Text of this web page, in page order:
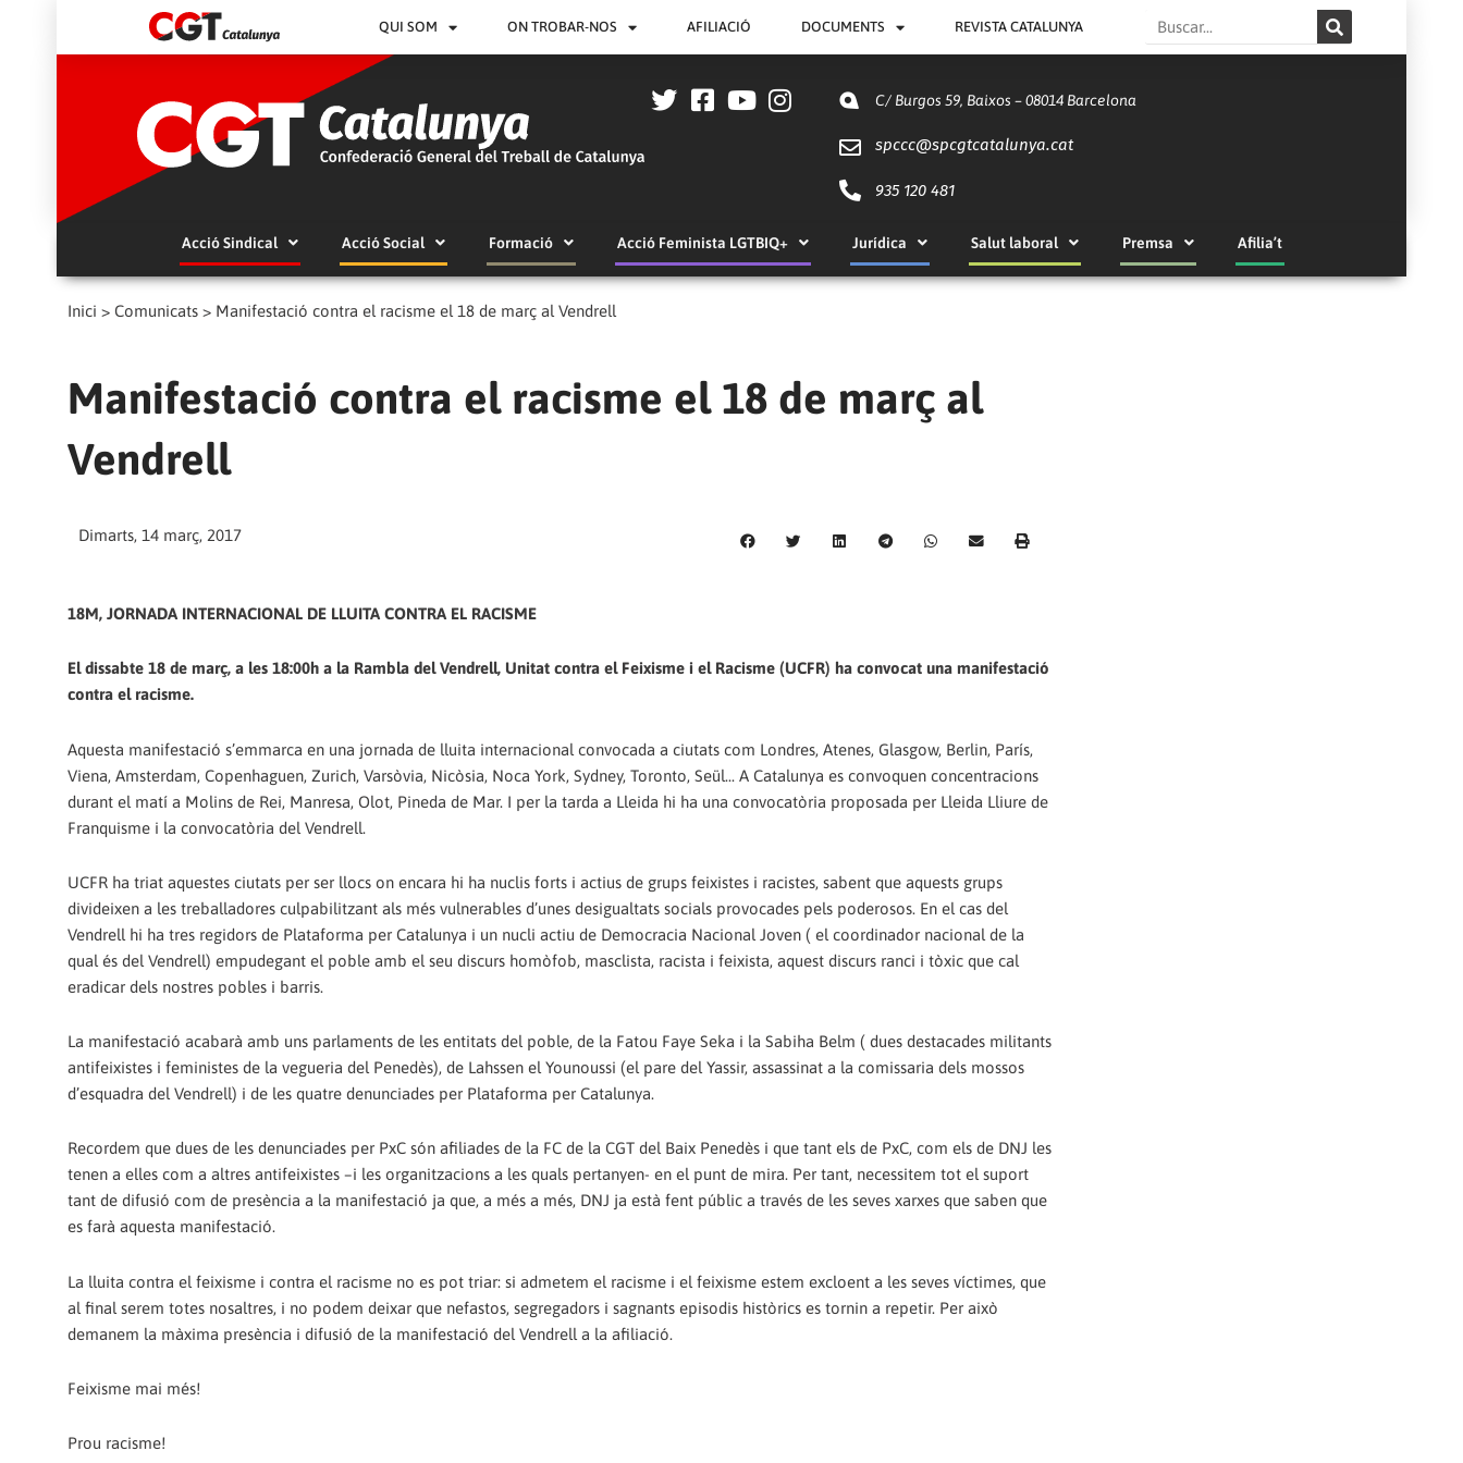
QUI SOM ON TROBAR-NOS AFILIACIÓ DOCUMENTS REVISTA CATALUNYA Search
C/ Burgos 59, Baixos – 08014 Barcelona
spccc@spcgtcatalunya.cat
935 120 481
Acció Sindical Acció Social Formació Acció Feminista LGTBIQ+ Jurídica Salut laboral Premsa Afilia’t
Inici > Comunicats > Manifestació contra el racisme el 18 de març al Vendrell
Manifestació contra el racisme el 18 de març al
Vendrell
Dimarts, 14 març, 2017
18M, JORNADA INTERNACIONAL DE LLUITA CONTRA EL RACISME
El dissabte 18 de març, a les 18:00h a la Rambla del Vendrell, Unitat contra el Feixisme i el Racisme (UCFR) ha convocat una manifestació
contra el racisme.
Aquesta manifestació s’emmarca en una jornada de lluita internacional convocada a ciutats com Londres, Atenes, Glasgow, Berlin, París,
Viena, Amsterdam, Copenhaguen, Zurich, Varsòvia, Nicòsia, Noca York, Sydney, Toronto, Seül... A Catalunya es convoquen concentracions
durant el matí a Molins de Rei, Manresa, Olot, Pineda de Mar. I per la tarda a Lleida hi ha una convocatòria proposada per Lleida Lliure de
Franquisme i la convocatòria del Vendrell.
UCFR ha triat aquestes ciutats per ser llocs on encara hi ha nuclis forts i actius de grups feixistes i racistes, sabent que aquests grups
divideixen a les treballadores culpabilitzant als més vulnerables d’unes desigualtats socials provocades pels poderosos. En el cas del
Vendrell hi ha tres regidors de Plataforma per Catalunya i un nucli actiu de Democracia Nacional Joven ( el coordinador nacional de la
qual és del Vendrell) empudegant el poble amb el seu discurs homòfob, masclista, racista i feixista, aquest discurs ranci i tòxic que cal
eradicar dels nostres pobles i barris.
La manifestació acabarà amb uns parlaments de les entitats del poble, de la Fatou Faye Seka i la Sabiha Belm ( dues destacades militants
antifeixistes i feministes de la vegueria del Penedès), de Lahssen el Younoussi (el pare del Yassir, assassinat a la comissaria dels mossos
d’esquadra del Vendrell) i de les quatre denunciades per Plataforma per Catalunya.
Recordem que dues de les denunciades per PxC són afiliades de la FC de la CGT del Baix Penedès i que tant els de PxC, com els de DNJ les
tenen a elles com a altres antifeixistes –i les organitzacions a les quals pertanyen- en el punt de mira. Per tant, necessitem tot el suport
tant de difusió com de presència a la manifestació ja que, a més a més, DNJ ja està fent públic a través de les seves xarxes que saben que
es farà aquesta manifestació.
La lluita contra el feixisme i contra el racisme no es pot triar: si admetem el racisme i el feixisme estem excloent a les seves víctimes, que
al final serem totes nosaltres, i no podem deixar que nefastos, segregadors i sagnants episodis històrics es tornin a repetir. Per això
demanem la màxima presència i difusió de la manifestació del Vendrell a la afiliació.
Feixisme mai més!
Prou racisme!